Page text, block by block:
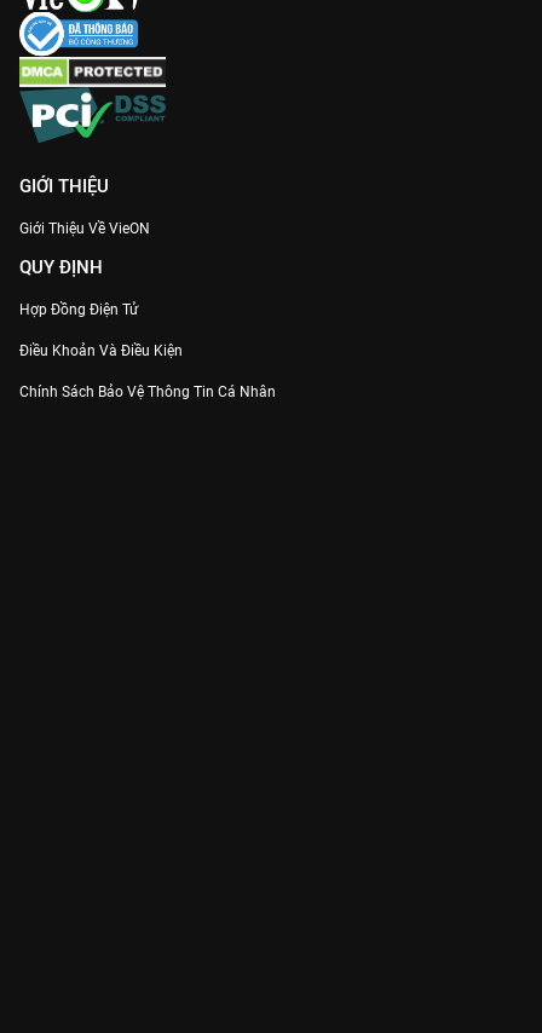
GIỚI THIỆU
Giới Thiệu Về VieON
QUY ĐỊNH
Hợp Đồng Điện Tử
Điều Khoản Và Điều Kiện
Chính Sách Bảo Vệ Thông Tin Cá Nhân